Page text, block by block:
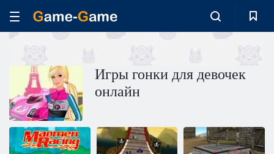
Игры гонки для девочек
онлайн